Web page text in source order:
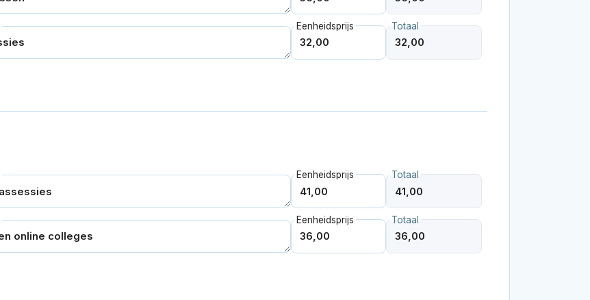
Eenheidsprijs Totaal
Eenheidsprijs Totaal
Eenheidsprijs Totaal